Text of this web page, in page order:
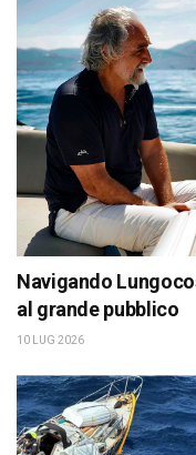
Navigando
al grande pubblico
10 LUG 2026